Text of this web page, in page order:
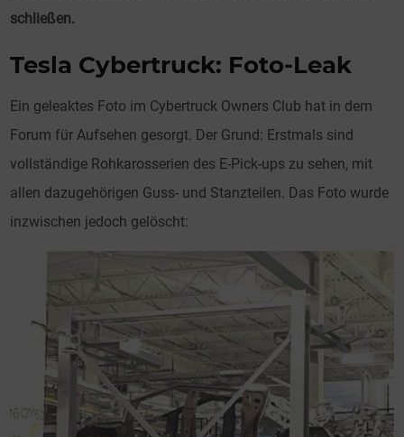
schließen.
Tesla Cybertruck: Foto-Leak
Ein geleaktes Foto im Cybertruck Owners Club hat in dem
Forum für Aufsehen gesorgt. Der Grund: Erstmals sind
vollständige Rohkarosserien des E-Pick-ups zu sehen, mit
allen dazugehörigen Guss- und Stanzteilen. Das Foto wurde
inzwischen jedoch gelöscht: